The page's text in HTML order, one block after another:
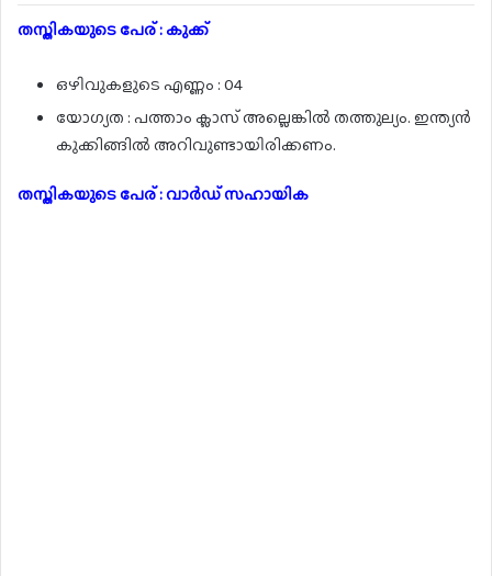
തസ്തികയുടെ പേര് : കുക്ക്
ഒഴിവുകളുടെ എണ്ണം : 04
യോഗ്യത : പത്താം ക്ലാസ് അല്ലെങ്കിൽ തത്തുല്യം. ഇന്ത്യൻ
കുക്കിങ്ങിൽ അറിവുണ്ടായിരിക്കണം.
തസ്തികയുടെ പേര് : വാർഡ് സഹായിക